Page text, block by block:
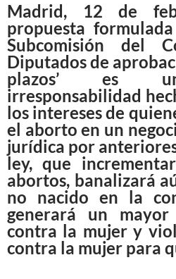
Madrid, 12 de
propuesta
Subcomisión del
Diputados de
plazos’ es
irresponsabilidad
los intereses de
el aborto en un
jurídica por
ley, que
abortos, banalizará
no nacido en la
generará un
contra la mujer y
contra la mujer para